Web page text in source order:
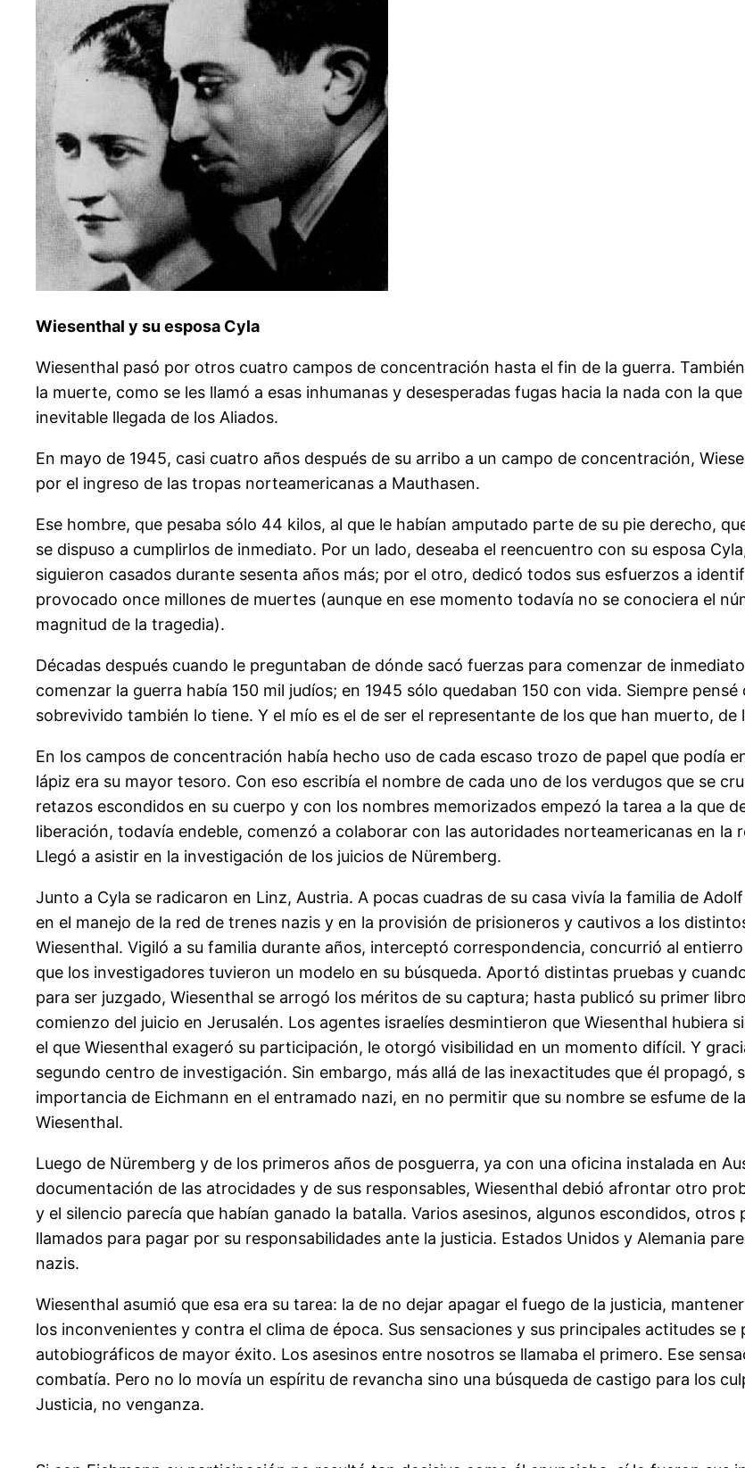
Wiesenthal y su esposa Cyla
Wiesenthal pasó por otros cuatro campos de concentración hasta el fin de la guerra.
la muerte, como se les llamó a esas inhumanas y desesperadas fugas hacia la nada con la
inevitable llegada de los Aliados.
En mayo de 1945, casi cuatro años después de su arribo a un campo de concentración,
por el ingreso de las tropas norteamericanas a Mauthasen.
Ese hombre, que pesaba sólo 44 kilos, al que le habían amputado parte de su pie derecho,
se dispuso a cumplirlos de inmediato. Por un lado, deseaba el reencuentro con su esposa
siguieron casados durante sesenta años más; por el otro, dedicó todos sus esfuerzos a
provocado once millones de muertes (aunque en ese momento todavía no se conociera el
magnitud de la tragedia).
Décadas después cuando le preguntaban de dónde sacó fuerzas para comenzar de
comenzar la guerra había 150 mil judíos; en 1945 sólo quedaban 150 con vida. Siempre
sobrevivido también lo tiene. Y el mío es el de ser el representante de los que han muerto, de
En los campos de concentración había hecho uso de cada escaso trozo de papel que podía
lápiz era su mayor tesoro. Con eso escribía el nombre de cada uno de los verdugos que se
retazos escondidos en su cuerpo y con los nombres memorizados empezó la tarea a la que
liberación, todavía endeble, comenzó a colaborar con las autoridades norteamericanas en la
Llegó a asistir en la investigación de los juicios de Nüremberg.
Junto a Cyla se radicaron en Linz, Austria. A pocas cuadras de su casa vivía la familia de
en el manejo de la red de trenes nazis y en la provisión de prisioneros y cautivos a los
Wiesenthal. Vigiló a su familia durante años, interceptó correspondencia, concurrió al
que los investigadores tuvieron un modelo en su búsqueda. Aportó distintas pruebas y
para ser juzgado, Wiesenthal se arrogó los méritos de su captura; hasta publicó su primer
comienzo del juicio en Jerusalén. Los agentes israelíes desmintieron que Wiesenthal hubiera
el que Wiesenthal exageró su participación, le otorgó visibilidad en un momento difícil. Y
segundo centro de investigación. Sin embargo, más allá de las inexactitudes que él propagó,
importancia de Eichmann en el entramado nazi, en no permitir que su nombre se esfume de
Wiesenthal.
Luego de Nüremberg y de los primeros años de posguerra, ya con una oficina instalada en
documentación de las atrocidades y de sus responsables, Wiesenthal debió afrontar otro
y el silencio parecía que habían ganado la batalla. Varios asesinos, algunos escondidos,
llamados para pagar por su responsabilidades ante la justicia. Estados Unidos y Alemania
nazis.
Wiesenthal asumió que esa era su tarea: la de no dejar apagar el fuego de la justicia,
los inconvenientes y contra el clima de época. Sus sensaciones y sus principales actitudes
autobiográficos de mayor éxito. Los asesinos entre nosotros se llamaba el primero. Ese
combatía. Pero no lo movía un espíritu de revancha sino una búsqueda de castigo para los
Justicia, no venganza.